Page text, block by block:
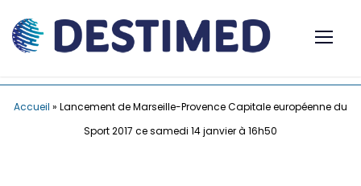
Accueil » Lancement de Marseille-Provence Capitale européenne du
Sport 2017 ce samedi 14 janvier à 16h50